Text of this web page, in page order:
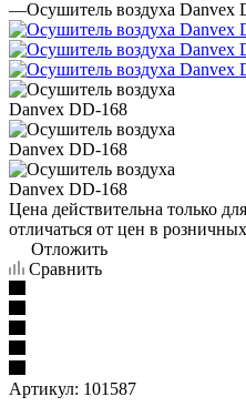
—Осушитель воздуха Danvex
Цена действительна только
отличаться от цен в
Отложить
Сравнить
Артикул: 101587